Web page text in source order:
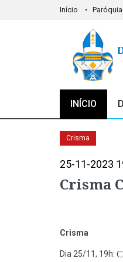
Início
INÍCIO
Crisma
25-11-2023
Crisma
Crisma
Dia 25/11, 19h: